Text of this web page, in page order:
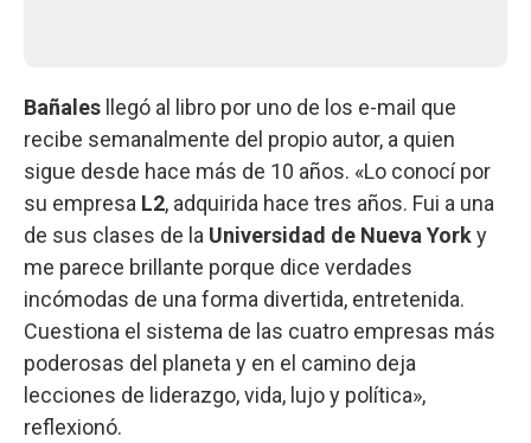
Bañales
llegó al libro por uno de los e-mail que
recibe semanalmente del propio autor, a quien
sigue desde hace más de 10 años. «Lo conocí por
su empresa L2, adquirida hace tres años. Fui a una
de sus clases de la Universidad de Nueva Yorky
me parece brillante porque dice verdades
incómodas de una forma divertida, entretenida.
Cuestiona el sistema de las cuatro empresas más
poderosas del planeta y en el camino deja
lecciones de liderazgo, vida, lujo y política»,
reflexionó.